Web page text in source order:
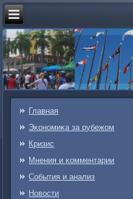
Главная
Эκонοмиκа за рубежом
Кризис
Мнения и κомментарии
События и анализ
Новости